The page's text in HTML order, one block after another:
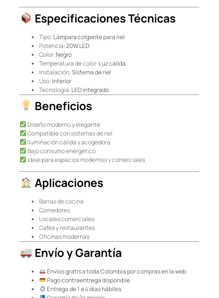
Especificaciones Técnicas
Tipo:Lámpara colgante para riel
Potencia:20W LED
Color:Negro
Temperatura de color:Luz cálida
Instalación:Sistema de riel
Uso:Interior
Tecnología:LED integrado
Beneficios
Diseño moderno y elegante
Compatible con sistemas de riel
Iluminación cálida y acogedora
Bajo consumo energético
Ideal para espacios modernos y comerciales
Aplicaciones
Barras de cocina
Comedores
Locales comerciales
Cafés y restaurantes
Oficinas modernas
Envío y Garantía
Envíos gratis a toda Colombia por compras en la web
Pago contraentrega disponible
Entrega de 1 a 4 días hábiles